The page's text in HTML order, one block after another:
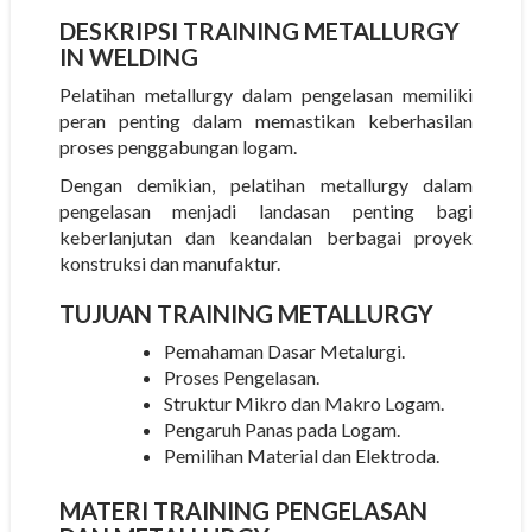
DESKRIPSI TRAINING METALLURGY
IN WELDING
Pelatihan metallurgy dalam pengelasan memiliki
peran penting dalam memastikan keberhasilan
proses penggabungan logam.
Dengan demikian, pelatihan metallurgy dalam
pengelasan menjadi landasan penting bagi
keberlanjutan dan keandalan berbagai proyek
konstruksi dan manufaktur.
TUJUAN TRAINING METALLURGY
Pemahaman Dasar Metalurgi.
Proses Pengelasan.
Struktur Mikro dan Makro Logam.
Pengaruh Panas pada Logam.
Pemilihan Material dan Elektroda.
MATERI TRAINING PENGELASAN